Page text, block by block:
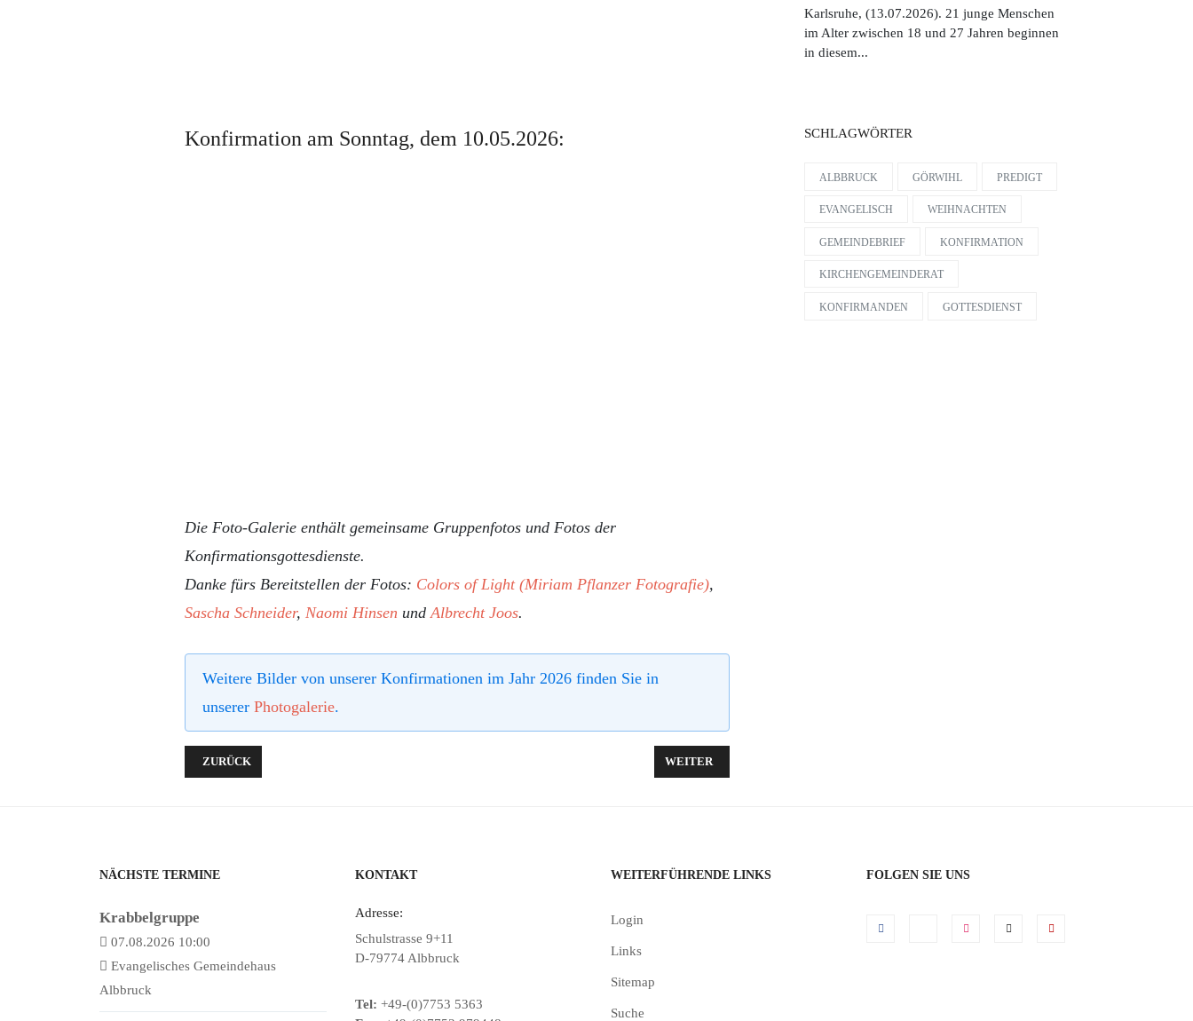
Konfirmation am Sonntag, dem 10.05.2026:
Die Foto-Galerie enthält gemeinsame Gruppenfotos und Fotos der
Konfirmationsgottesdienste.
Danke fürs Bereitstellen der Fotos: Colors of Light (Miriam Pflanzer Fotografie),
Sascha Schneider, Naomi Hinsen und Albrecht Joos.
Weitere Bilder von unserer Konfirmationen im Jahr 2026 finden Sie in
unserer Photogalerie.
VORHERIGER BEITRAG: REGIO-WANDER-GOTTESDIENST AN HIMMELFAHRT
ZURÜCK NÄCHSTER BEITRAG: KONFIRMANDENANMELDUNG 2027
WEITER
Karlsruhe, (13.07.2026). 21 junge Menschen
im Alter zwischen 18 und 27 Jahren beginnen
in diesem...
SCHLAGWÖRTER
ALBBRUCK GÖRWIHL PREDIGT
EVANGELISCH WEIHNACHTEN
GEMEINDEBRIEF KONFIRMATION
KIRCHENGEMEINDERAT
KONFIRMANDEN GOTTESDIENST
NÄCHSTE TERMINE
Krabbelgruppe
07.08.2026 10:00
Evangelisches Gemeindehaus
Albbruck
KONTAKT
Adresse:
Schulstrasse 9+11
D-79774 Albbruck
Tel: +49-(0)7753 5363
WEITERFÜHRENDE LINKS
Login
Links
Sitemap
Suche
FOLGEN SIE UNS